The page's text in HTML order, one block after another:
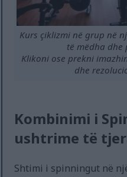
Kurs çiklizmi në grup në
të mëdha dhe
Klikoni ose prekni
dhe
Kombinimi i
ushtrime të
Shtimi i spinningut në